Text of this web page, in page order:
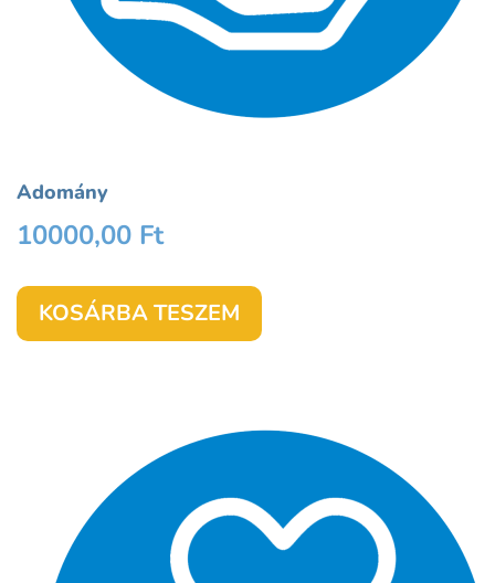
Adomány
10000,00 Ft
KOSÁRBA TESZEM